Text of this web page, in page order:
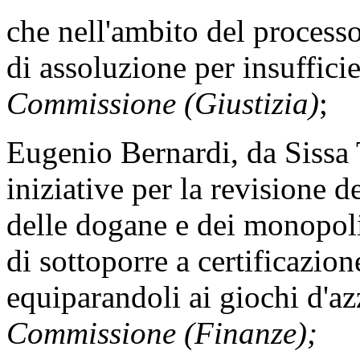
che nell'ambito del
di assoluzione per
Commissione (Giustizia);
Eugenio Bernardi, da
iniziative per la revisione
delle dogane e dei
di sottoporre a
equiparandoli ai giochi
Commissione (Finanze);